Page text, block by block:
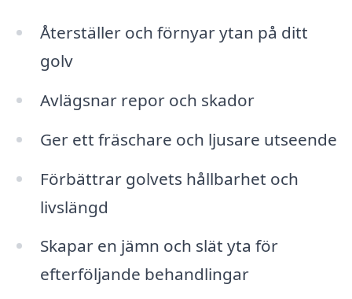
Återställer och förnyar ytan på ditt
golv
Avlägsnar repor och skador
Ger ett fräschare och ljusare utseende
Förbättrar golvets hållbarhet och
livslängd
Skapar en jämn och slät yta för
efterföljande behandlingar